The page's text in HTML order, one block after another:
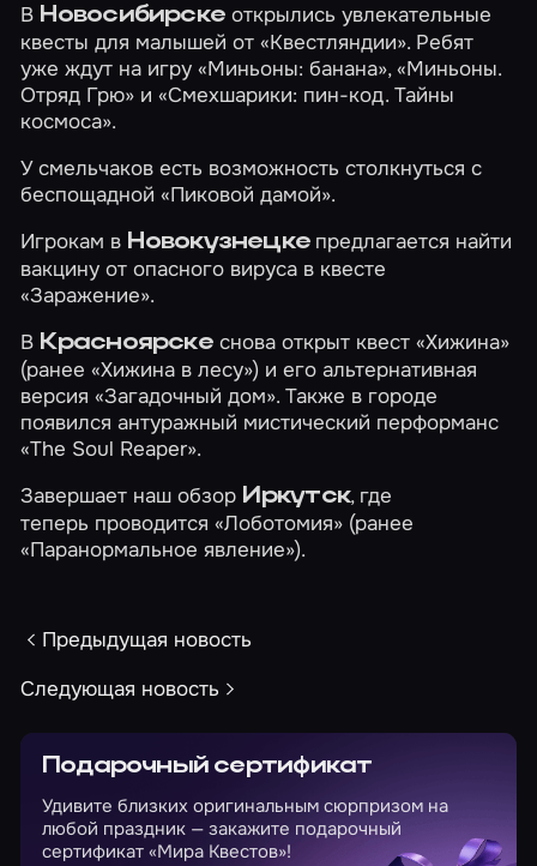
В Новосибирске открылись увлекательные
квесты для малышей от «Квестляндии». Ребят
уже ждут на игру«Миньоны: банана»,«Миньоны.
Отряд Грю» и«Смехшарики: пин-код. Тайны
космоса».
У смельчаков есть возможность столкнуться с
беспощадной«Пиковой дамой».
Игрокам в Новокузнецке предлагается найти
вакцину от опасного вируса в квесте
«Заражение».
В Красноярскеснова открыт квест «Хижина»
(ранее «Хижина в лесу») и его альтернативная
версия«Загадочный дом». Также в городе
появился антуражный мистический перформанс
«The Soul Reaper».
Завершает наш обзор Иркутск, где
теперь проводится«Лоботомия» (ранее
«Паранормальное явление»).
Предыдущая новость
Следующая новость
Подарочный сертификат
Удивите близких оригинальным сюрпризом на
любой праздник — закажите подарочный
сертификат «Мира Квестов»!